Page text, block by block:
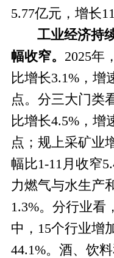
5.77亿元，增长
工业经济持
幅收窄。 2025年
比增长3.1%，增
点。分三大门类
比增长4.5%，增
点；规上采矿业
幅比1-11月收窄
力燃气与水生产
1.3%。分行业看
中，15个行业增
44.1%。酒、饮